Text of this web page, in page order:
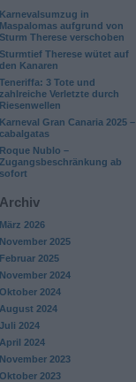
Karnevalsumzug in
Maspalomas aufgrund von
Sturm Therese verschoben
Sturmtief Therese wütet auf
den Kanaren
Teneriffa: 3 Tote und
zahlreiche Verletzte durch
Riesenwellen
Karneval Gran Canaria 2025 –
cabalgatas
Roque Nublo –
Zugangsbeschränkung ab
sofort
Archiv
März 2026
November 2025
Februar 2025
November 2024
Oktober 2024
August 2024
Juli 2024
April 2024
November 2023
Oktober 2023